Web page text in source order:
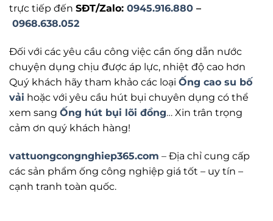
trực tiếp đến SĐT/Zalo: 0945.916.880 –
0968.638.052
Đối với các yêu cầu công việc cần ống dẫn nước
chuyện dụng chịu được áp lực, nhiệt độ cao hơn
Quý khách hãy tham khảo các loại Ống cao su bố
vải hoặc với yêu cầu hút bụi chuyên dụng có thể
xem sang Ống hút bụi lõi đồng… Xin trân trọng
cảm ơn quý khách hàng!
vattuongcongnghiep365.com – Địa chỉ cung cấp
các sản phẩm ống công nghiệp giá tốt – uy tín –
cạnh tranh toàn quốc.